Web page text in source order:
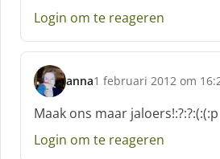
e
f
Login om te reageren
anna
s
c
h
r
1 februari 2012 om
Maak ons maar jaloers!:?:?:(:(:p
Login om te reageren